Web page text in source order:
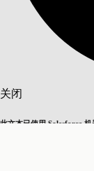
关闭
此文本已使用 Salesforce